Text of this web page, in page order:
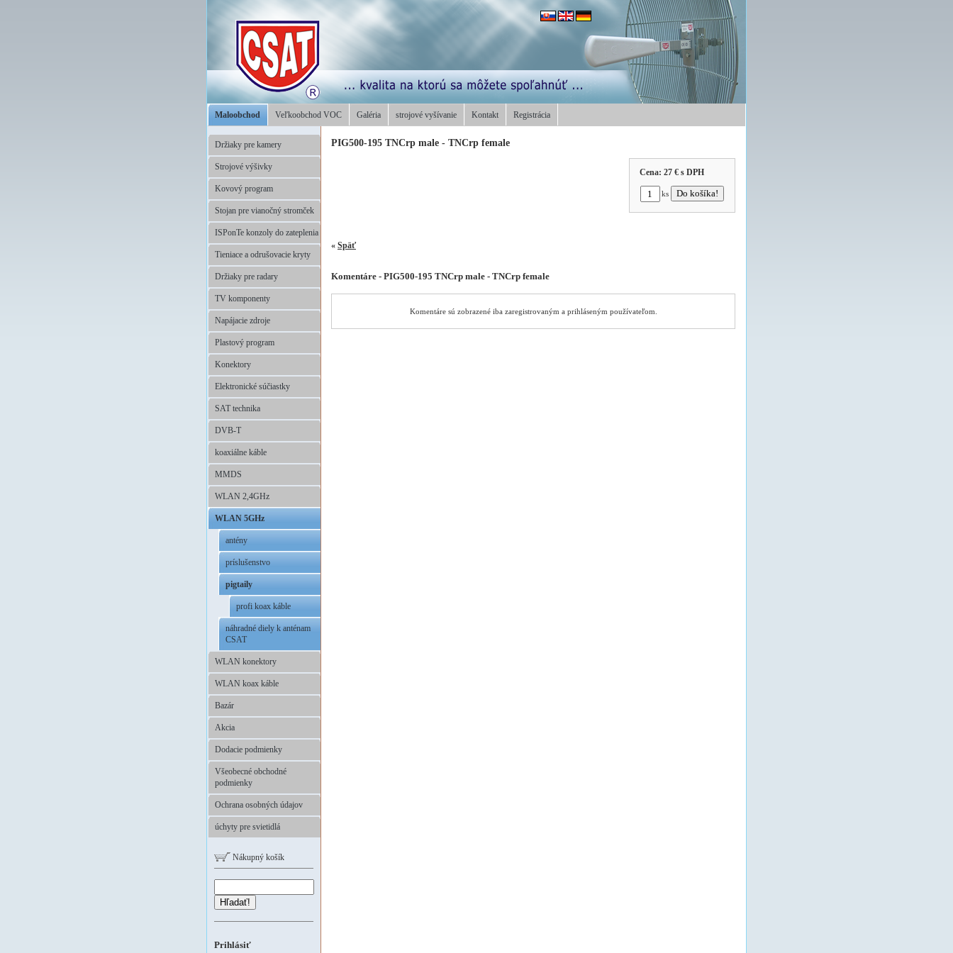
Maloobchod Veľkoobchod VOC Galéria strojové vyšívanie Kontakt Registrácia
Držiaky pre kamery
Strojové výšivky
Kovový program
Stojan pre vianočný stromček
ISPonTe konzoly do zateplenia
Tieniace a odrušovacie kryty
Držiaky pre radary
TV komponenty
Napájacie zdroje
Plastový program
Konektory
Elektronické súčiastky
SAT technika
DVB-T
koaxiálne káble
MMDS
WLAN 2,4GHz
WLAN 5GHz
antény
príslušenstvo
pigtaily
profi koax káble
náhradné diely k anténam
CSAT
WLAN konektory
WLAN koax káble
Bazár
Akcia
Dodacie podmienky
Všeobecné obchodné
podmienky
Ochrana osobných údajov
úchyty pre svietidlá
Nákupný košík
Hľadať!
Prihlásiť
PIG500-195 TNCrp male - TNCrp female
Cena:27 € s DPH
ks
« Späť
Komentáre - PIG500-195 TNCrp male - TNCrp female
Komentáre sú zobrazené iba zaregistrovaným a prihláseným používateľom.